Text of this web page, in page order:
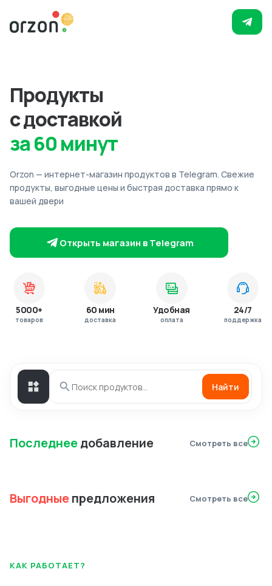
Продукты
с доставкой
за 60 минут
Orzon — интернет-магазин продуктов в Telegram. Свежие
продукты, выгодные цены и быстрая доставка прямо к
вашей двери
Открыть магазин в Telegram
5000+
товаров
60 мин
доставка
Удобная
оплата
24/7
поддержка
Найти
Последнеедобавление Смотреть все
Выгодныепредложения Смотреть все
КАК РАБОТАЕТ?